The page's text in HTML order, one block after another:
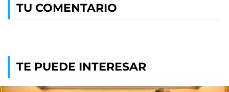
TU COMENTARIO
TE PUEDE INTERESAR